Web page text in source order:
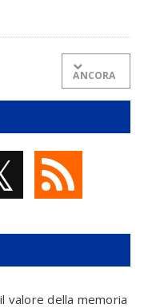
ANCORA
valore della memoria